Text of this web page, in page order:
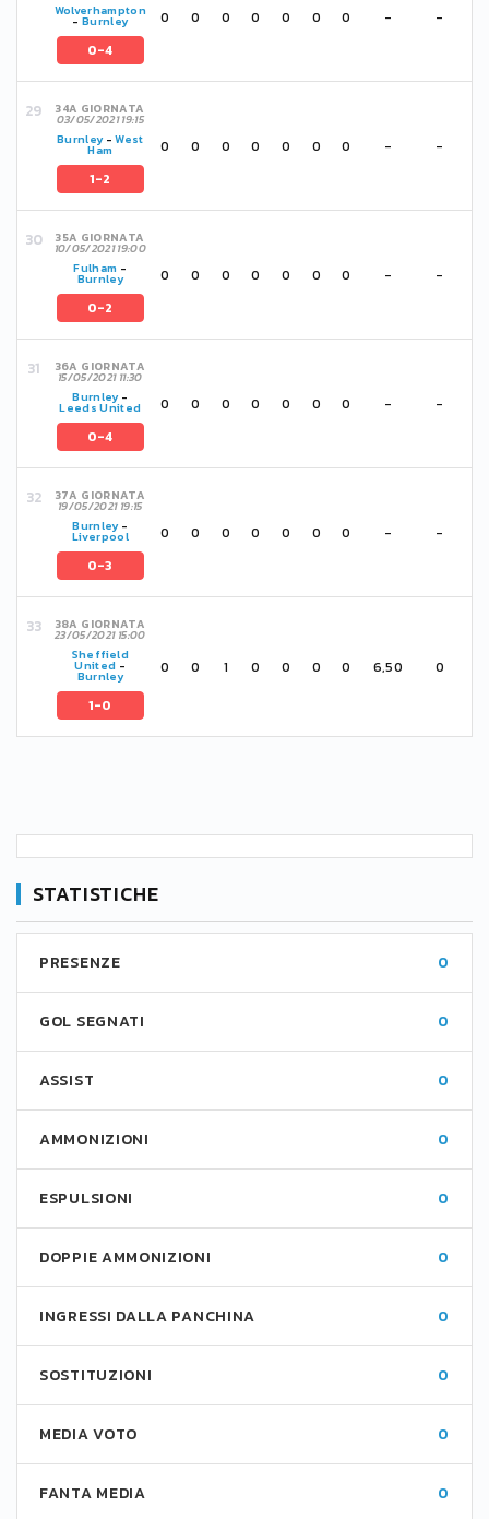
Wolverhampton
- Burnley
0-4
0 0 0 0 0 0 0 - -
34A GIORNATA
03/05/2021 19:15
Burnley-West
Ham
1-2
0 0 0 0 0 0 0 - -
35A GIORNATA
10/05/2021 19:00
Fulham -
Burnley
0-2
0 0 0 0 0 0 0 - -
36A GIORNATA
15/05/2021 11:30
Burnley-
Leeds United
0-4
0 0 0 0 0 0 0 - -
37A GIORNATA
19/05/2021 19:15
Burnley-
Liverpool
0-3
0 0 0 0 0 0 0 - -
38A GIORNATA
23/05/2021 15:00
Sheffield
United -
Burnley
1-0
0 0 1 0 0 0 0 6,50 0
STATISTICHE
PRESENZE 0
GOL SEGNATI 0
ASSIST 0
AMMONIZIONI 0
ESPULSIONI 0
DOPPIE AMMONIZIONI 0
INGRESSI DALLA PANCHINA 0
SOSTITUZIONI 0
MEDIA VOTO 0
FANTA MEDIA 0